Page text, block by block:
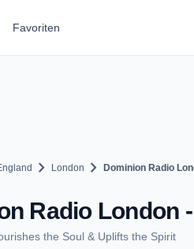
Favoriten
chevron_right London chevron_right Dominion Radio
Radio London
the Soul & Uplifts the Spirit